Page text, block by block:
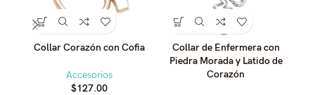
Collar Corazón con Cofia
Accesorios
$127.00
Collar de Enfermera con
Piedra Morada y Latido de
Corazón